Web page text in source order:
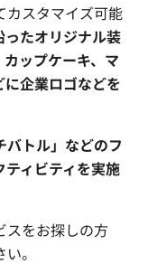
カスタマイズ可能
たオリジナル装
カップケーキ、マ
企業ロゴなどを
バトル」などのフ
ィビティを実施
スをお探しの方
。